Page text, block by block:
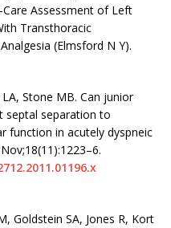
Assessment of Left
Transthoracic
(Elmsford N Y).
Stone MB. Can junior
septal separation to
function in acutely dyspneic
Goldstein SA, Jones R, Kort